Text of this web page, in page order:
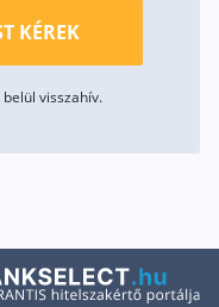
KÉREK
visszahív.